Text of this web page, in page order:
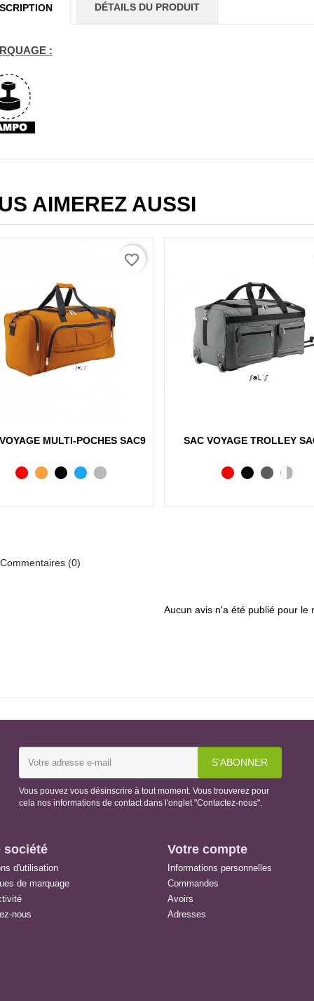
DÉTAILS DU PRODUIT
:
AIMEREZ AUSSI
Aperçu rapide
MULTI-POCHES SAC9
RougeOrangeNoir Bleu Gris
favorite_border
Aperçu rapide
SAC VOYAGE TROLLEY
RougeNoir CarboneBlanc
(0)
Aucun avis n'a été publié pour le
Vous pouvez vous désinscrire à tout moment. Vous trouverez pour
cela nos informations de contact dans l'onglet "Contactez-nous".
société
d'utilisation
de marquage
nous
Votre compte
Informations personnelles
Commandes
Avoirs
Adresses